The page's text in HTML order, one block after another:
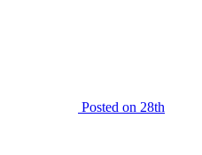
Posted on 28th